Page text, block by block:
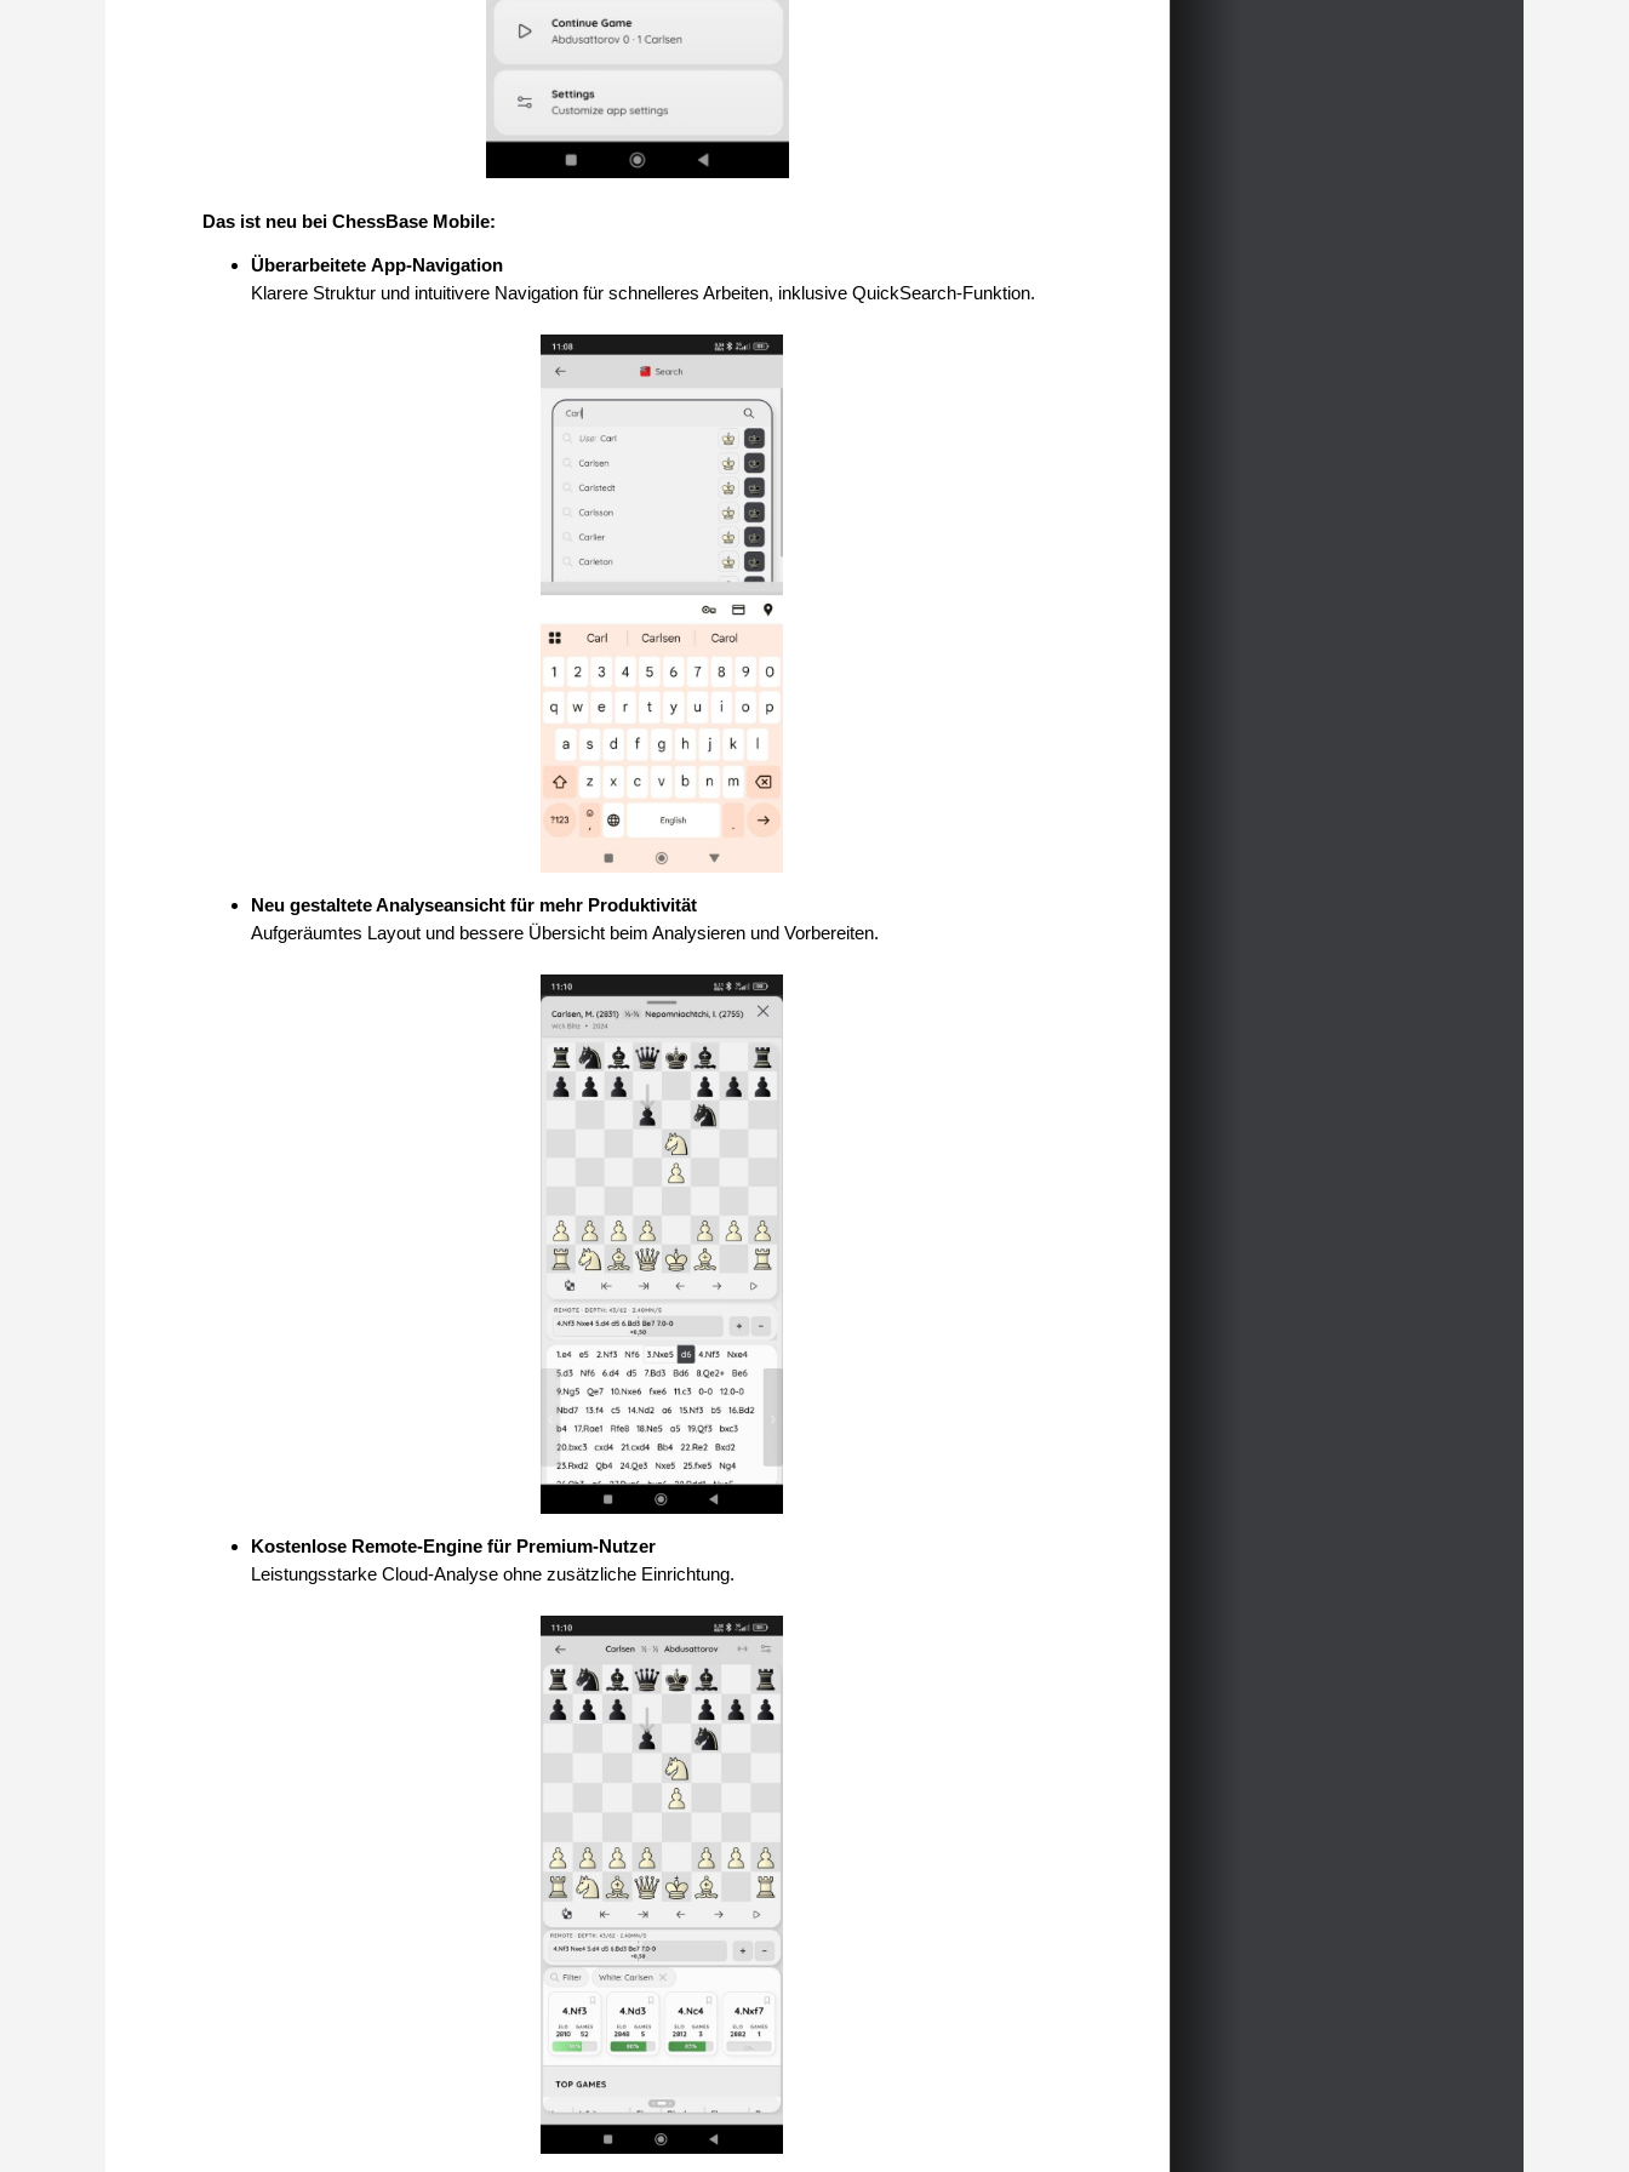
Das ist neu bei ChessBase Mobile:
Überarbeitete App-Navigation
Klarere Struktur und intuitivere Navigation für schnelleres Arbeiten, inklusive QuickSearch-Funktion.
Neu gestaltete Analyseansicht für mehr Produktivität
Aufgeräumtes Layout und bessere Übersicht beim Analysieren und Vorbereiten.
Kostenlose Remote-Engine für Premium-Nutzer
Leistungsstarke Cloud-Analyse ohne zusätzliche Einrichtung.